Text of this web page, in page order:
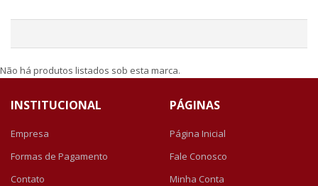
Não há produtos listados sob esta marca.
INSTITUCIONAL
Empresa
Formas de Pagamento
Contato
PÁGINAS
Página Inicial
Fale Conosco
Minha Conta